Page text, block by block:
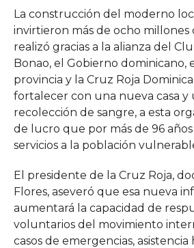
La construcción del moderno
invirtieron más de ocho millones
realizó gracias a la alianza del
Bonao, el Gobierno dominicano,
provincia y la Cruz Roja
fortalecer con una nueva casa y
recolección de sangre, a esta
de lucro que por más de 96
servicios a la población
El presidente de la Cruz Roja,
Flores, aseveró que esa nueva
aumentará la capacidad de
voluntarios del movimiento
casos de emergencias,